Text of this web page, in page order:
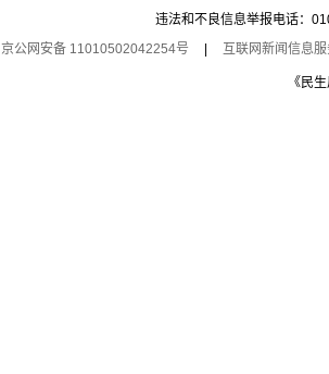
违法和不良信息举报电话：
京公网安备 11010502042254号
互联网新闻信息
《民